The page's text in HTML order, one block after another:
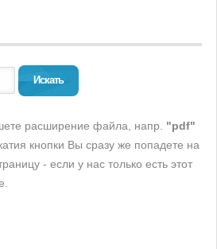
Искать
расширение файла, напр. "pdf"
кнопки Вы сразу же попадете на
- если у нас только есть этот